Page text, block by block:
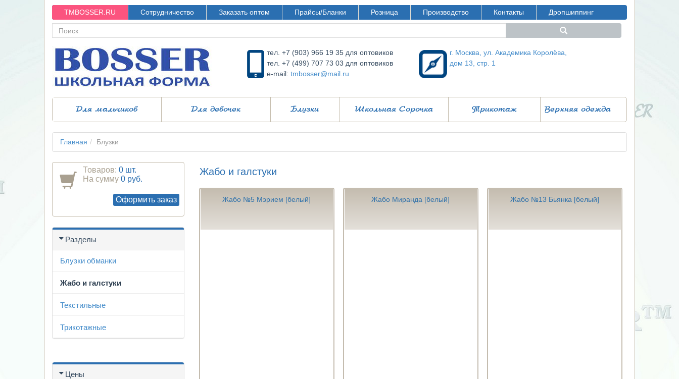
TMBOSSER.RU Сотрудничество Заказать оптом Прайсы/Бланки Розница Производство Контакты Дропшиппинг
тел. +7 (903) 966 19 35 для оптовиков
тел. +7 (499) 707 73 03 для оптовиков
e-mail: tmbosser@mail.ru
г. Москва, ул. Академика Королёва,
дом 13, стр. 1
Для мальчиков Для девочек Блузки Школьная Сорочка Трикотаж Верхняя одежда
Главная Блузки
Товаров: 0 шт.
На сумму 0 руб.
Оформить заказ
Разделы
Блузки обманки
Жабо и галстуки
Текстильные
Трикотажные
Цены
Жабо и галстуки
Жабо №5 Мэрием [белый] Жабо Миранда [белый] Жабо №13 Бьянка [белый]